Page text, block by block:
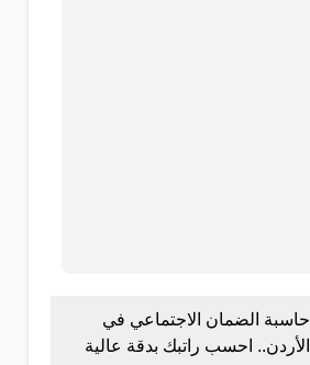
حاسبة الضمان الاجتماعي في
الأردن.. احسب راتبك بدقة عالية